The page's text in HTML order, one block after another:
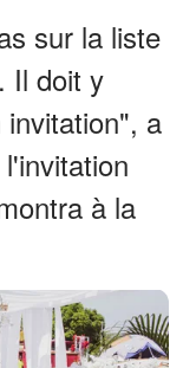
sur la liste
Il doit y
invitation", a
à la